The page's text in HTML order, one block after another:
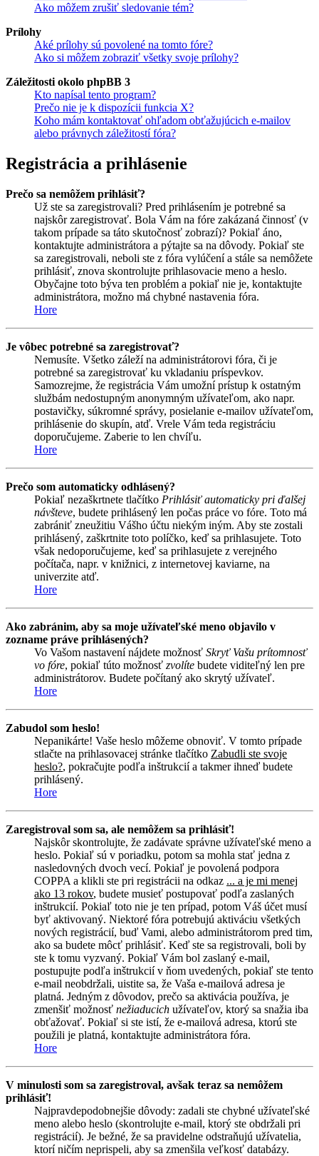
Ako môžem zrušiť sledovanie tém?
Prílohy
Aké prílohy sú povolené na tomto fóre?
Ako si môžem zobraziť všetky svoje prílohy?
Záležitosti okolo phpBB 3
Kto napísal tento program?
Prečo nie je k dispozícii funkcia X?
Koho mám kontaktovať ohľadom obťažujúcich e-mailov
alebo právnych záležitostí fóra?
Registrácia a prihlásenie
Prečo sa nemôžem prihlásiť?
Už ste sa zaregistrovali? Pred prihlásením je potrebné sa
najskôr zaregistrovať. Bola Vám na fóre zakázaná činnosť (v
takom prípade sa táto skutočnosť zobrazí)? Pokiaľ áno,
kontaktujte administrátora a pýtajte sa na dôvody. Pokiaľ ste
sa zaregistrovali, neboli ste z fóra vylúčení a stále sa nemôžete
prihlásiť, znova skontrolujte prihlasovacie meno a heslo.
Obyčajne toto býva ten problém a pokiaľ nie je, kontaktujte
administrátora, možno má chybné nastavenia fóra.
Hore
Je vôbec potrebné sa zaregistrovať?
Nemusíte. Všetko záleží na administrátorovi fóra, či je
potrebné sa zaregistrovať ku vkladaniu príspevkov.
Samozrejme, že registrácia Vám umožní prístup k ostatným
službám nedostupným anonymným užívateľom, ako napr.
postavičky, súkromné správy, posielanie e-mailov užívateľom,
prihlásenie do skupín, atď. Vrele Vám teda registráciu
doporučujeme. Zaberie to len chvíľu.
Hore
Prečo som automaticky odhlásený?
Pokiaľ nezaškrtnete tlačítko Prihlásiť automaticky pri ďalšej
návšteve, budete prihlásený len počas práce vo fóre. Toto má
zabrániť zneužitiu Vášho účtu niekým iným. Aby ste zostali
prihlásený, zaškrtnite toto políčko, keď sa prihlasujete. Toto
však nedoporučujeme, keď sa prihlasujete z verejného
počítača, napr. v knižnici, z internetovej kaviarne, na
univerzite atď.
Hore
Ako zabránim, aby sa moje užívateľské meno objavilo v
zozname práve prihlásených?
Vo Vašom nastavení nájdete možnosť Skryť Vašu prítomnosť
vo fóre, pokiaľ túto možnosť zvolíte budete viditeľný len pre
administrátorov. Budete počítaný ako skrytý užívateľ.
Hore
Zabudol som heslo!
Nepanikárte! Vaše heslo môžeme obnoviť. V tomto prípade
stlačte na prihlasovacej stránke tlačítko Zabudli ste svoje
heslo?, pokračujte podľa inštrukcií a takmer ihneď budete
prihlásený.
Hore
Zaregistroval som sa, ale nemôžem sa prihlásiť!
Najskôr skontrolujte, že zadávate správne užívateľské meno a
heslo. Pokiaľ sú v poriadku, potom sa mohla stať jedna z
nasledovných dvoch vecí. Pokiaľ je povolená podpora
COPPA a klikli ste pri registrácii na odkaz ... a je mi menej
ako 13 rokov, budete musieť postupovať podľa zaslaných
inštrukcií. Pokiaľ toto nie je ten prípad, potom Váš účet musí
byť aktivovaný. Niektoré fóra potrebujú aktiváciu všetkých
nových registrácií, buď Vami, alebo administrátorom pred tim,
ako sa budete môcť prihlásiť. Keď ste sa registrovali, boli by
ste k tomu vyzvaný. Pokiaľ Vám bol zaslaný e-mail,
postupujte podľa inštrukcií v ňom uvedených, pokiaľ ste tento
e-mail neobdržali, uistite sa, že Vaša e-mailová adresa je
platná. Jedným z dôvodov, prečo sa aktivácia používa, je
zmenšiť možnosť nežiaducich užívateľov, ktorý sa snažia iba
obťažovať. Pokiaľ si ste istí, že e-mailová adresa, ktorú ste
použili je platná, kontaktujte administrátora fóra.
Hore
V minulosti som sa zaregistroval, avšak teraz sa nemôžem
prihlásiť!
Najpravdepodobnejšie dôvody: zadali ste chybné užívateľské
meno alebo heslo (skontrolujte e-mail, ktorý ste obdržali pri
registrácií). Je bežné, že sa pravidelne odstraňujú užívatelia,
ktorí ničím neprispeli, aby sa zmenšila veľkosť databázy.